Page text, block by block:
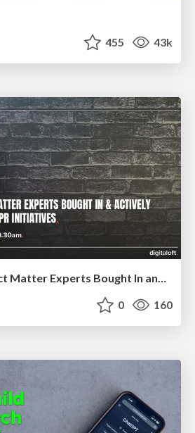
455 43k
How to Get Subject Matter Experts Bought In and Actively Contributing to SEO & PR Initiatives.
0 160